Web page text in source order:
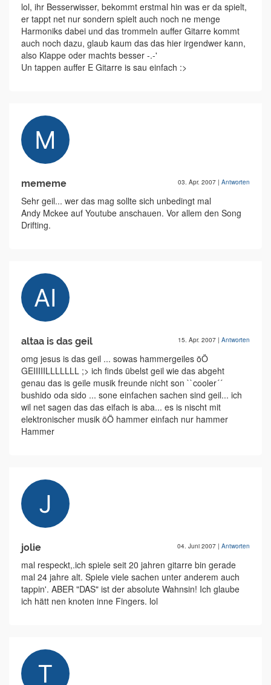
lol, ihr Besserwisser, bekommt erstmal hin was er da spielt,
er tappt net nur sondern spielt auch noch ne menge
Harmoniks dabei und das trommeln auffer Gitarre kommt
auch noch dazu, glaub kaum das das hier irgendwer kann,
also Klappe oder machts besser -.-'
Un tappen auffer E Gitarre is sau einfach :>
mememe 03. Apr. 2007 | Antworten
Sehr geil... wer das mag sollte sich unbedingt mal
Andy Mckee auf Youtube anschauen. Vor allem den Song
Drifting.
altaa is das geil 15. Apr. 2007 | Antworten
omg jesus is das geil ... sowas hammergeiles öÖ
GEIIIIILLLLLLL ;> ich finds übelst geil wie das abgeht
genau das is geile musik freunde nicht son ``cooler´´
bushido oda sido ... sone einfachen sachen sind geil... ich
wil net sagen das das eifach is aba... es is nischt mit
elektronischer musik öÖ hammer einfach nur hammer
Hammer
jolie 04. Juni 2007 | Antworten
mal respeckt,.ich spiele seit 20 jahren gitarre bin gerade
mal 24 jahre alt. Spiele viele sachen unter anderem auch
tappin'. ABER "DAS" ist der absolute Wahnsin! Ich glaube
ich hätt nen knoten inne Fingers. lol